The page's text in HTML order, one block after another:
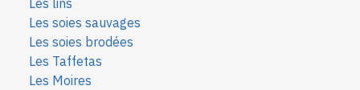
Les soies sauvages
Les soies brodées
Les Taffetas
Les Moires